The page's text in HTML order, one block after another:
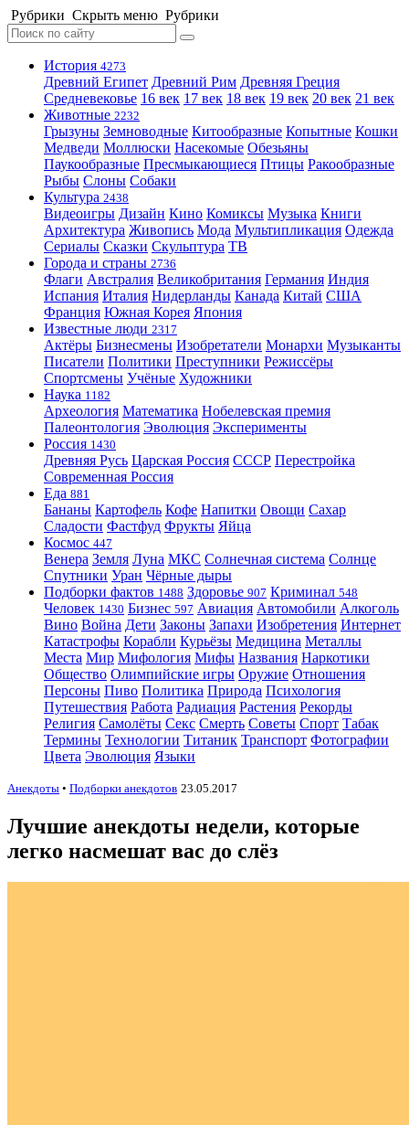
Рубрики Скрыть меню Рубрики
История 4273
Древний Египет Древний Рим Древняя Греция
Средневековье 16 век 17 век 18 век 19 век 20 век 21 век
Животные 2232
Грызуны Земноводные Китообразные Копытные Кошки
Медведи Моллюски Насекомые Обезьяны
Паукообразные Пресмыкающиеся Птицы Ракообразные
Рыбы Слоны Собаки
Культура 2438
Видеоигры Дизайн Кино Комиксы Музыка Книги
Архитектура Живопись Мода Мультипликация Одежда
Сериалы Сказки Скульптура ТВ
Города и страны 2736
Флаги Австралия Великобритания Германия Индия
Испания Италия Нидерланды Канада Китай США
Франция Южная Корея Япония
Известные люди 2317
Актёры Бизнесмены Изобретатели Монархи Музыканты
Писатели Политики Преступники Режиссёры
Спортсмены Учёные Художники
Наука 1182
Археология Математика Нобелевская премия
Палеонтология Эволюция Эксперименты
Россия 1430
Древняя Русь Царская Россия СССР Перестройка
Современная Россия
Еда 881
Бананы Картофель Кофе Напитки Овощи Сахар
Сладости Фастфуд Фрукты Яйца
Космос 447
Венера Земля Луна МКС Солнечная система Солнце
Спутники Уран Чёрные дыры
Подборки фактов 1488 Здоровье 907 Криминал 548
Человек 1430 Бизнес 597 Авиация Автомобили Алкоголь
Вино Война Дети Законы Запахи Изобретения Интернет
Катастрофы Корабли Курьёзы Медицина Металлы
Места Мир Мифология Мифы Названия Наркотики
Общество Олимпийские игры Оружие Отношения
Персоны Пиво Политика Природа Психология
Путешествия Работа Радиация Растения Рекорды
Религия Самолёты Секс Смерть Советы Спорт Табак
Термины Технологии Титаник Транспорт Фотографии
Цвета Эволюция Языки
Анекдоты • Подборки анекдотов 23.05.2017
Лучшие анекдоты недели, которые
легко насмешат вас до слёз